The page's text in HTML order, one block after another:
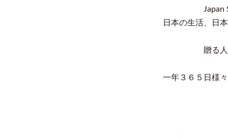
日本の生活、日
贈る
一年３６５日様